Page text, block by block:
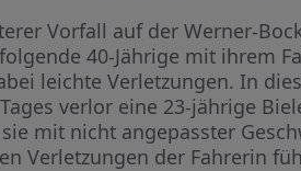
Vorfall auf der Werner-
40-Jährige mit ihrem
leichte Verletzungen. In
verlor eine 23-jährige
mit nicht angepasster
Verletzungen der Fahrerin